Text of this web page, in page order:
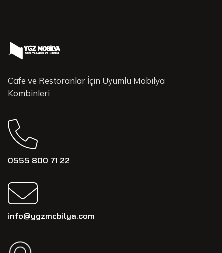
Cafe ve Restoranlar İçin Uyumlu Mobilya
Kombinleri
0555 800 71 22
info@ygzmobilya.com